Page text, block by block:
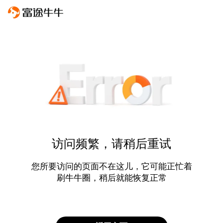
访问频繁，请稍后重试
您所要访问的页面不在这儿，它可能正忙着
刷牛牛圈，稍后就能恢复正常